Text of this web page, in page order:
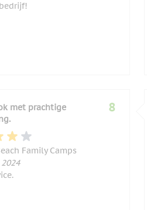
met prachtige
Family Camps
2024
8